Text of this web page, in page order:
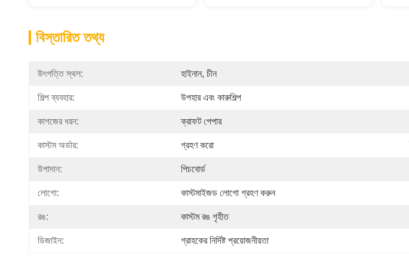
বিস্তারিত তথ্য
উৎপত্তি স্থল: হাইনান, চীন
শিল্প ব্যবহার: উপহার এবং কারুশিল্প
কাগজের ধরন: ক্রাফট পেপার
কাস্টম অর্ডার: গ্রহণ করো
উপাদান: পিচবোর্ড
লোগো: কাস্টমাইজড লোগো গ্রহণ করুন
রঙ: কাস্টম রঙ গৃহীত
ডিজাইন: গ্রাহকের নির্দিষ্ট প্রয়োজনীয়তা